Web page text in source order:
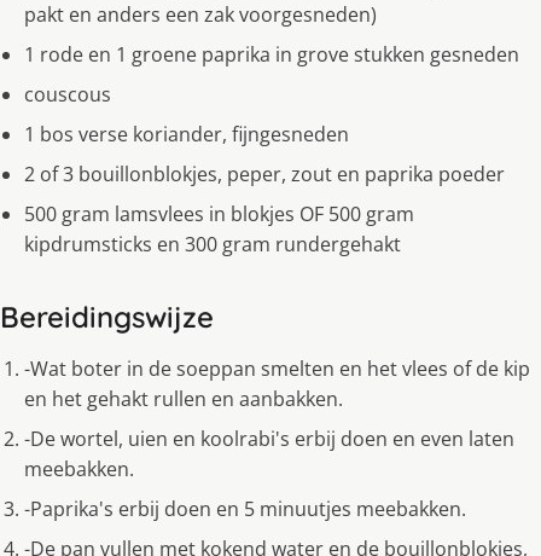
pakt en anders een zak voorgesneden)
1 rode en 1 groene paprika in grove stukken gesneden
couscous
1 bos verse koriander, fijngesneden
2 of 3 bouillonblokjes, peper, zout en paprika poeder
500 gram lamsvlees in blokjes OF 500 gram
kipdrumsticks en 300 gram rundergehakt
Bereidingswijze
-Wat boter in de soeppan smelten en het vlees of de kip
en het gehakt rullen en aanbakken.
-De wortel, uien en koolrabi's erbij doen en even laten
meebakken.
-Paprika's erbij doen en 5 minuutjes meebakken.
-De pan vullen met kokend water en de bouillonblokjes,